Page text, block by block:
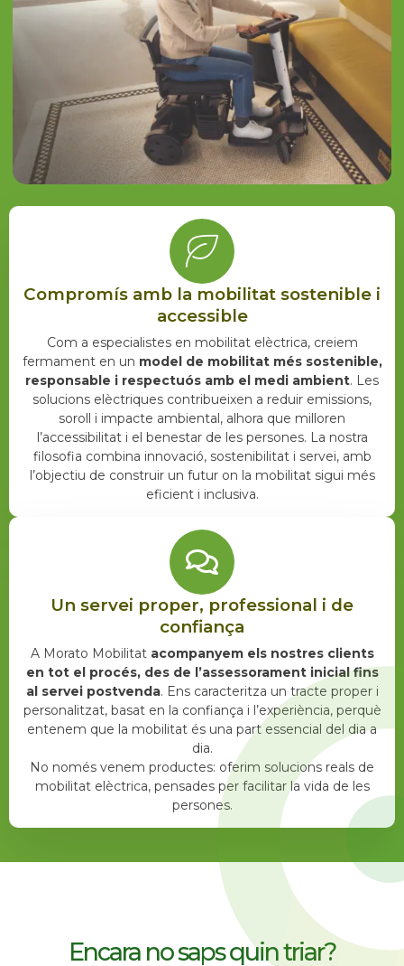
Compromís amb la mobilitat sostenible i
accessible
Com a especialistes en mobilitat elèctrica, creiem
fermament en un model de mobilitat més sostenible,
responsable i respectuós amb el medi ambient. Les
solucions elèctriques contribueixen a reduir emissions,
soroll i impacte ambiental, alhora que milloren
l’accessibilitat i el benestar de les persones. La nostra
filosofia combina innovació, sostenibilitat i servei, amb
l’objectiu de construir un futur on la mobilitat sigui més
eficient i inclusiva.
Un servei proper, professional i de
confiança
A Morato Mobilitat acompanyem els nostres clients
en tot el procés, des de l’assessorament inicial fins
al servei postvenda. Ens caracteritza un tracte proper i
personalitzat, basat en la confiança i l’experiència, perquè
entenem que la mobilitat és una part essencial del dia a
dia.
No només venem productes: oferim solucions reals de
mobilitat elèctrica, pensades per facilitar la vida de les
persones.
Encara no saps quin triar?